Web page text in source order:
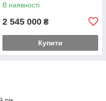
В наявності
2 545 000 ₴
Купити